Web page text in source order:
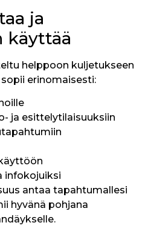
ja
käyttää
helppoon kuljetukseen
erinomaisesti:
ja esittelytilaisuuksiin
infokojuiksi
antaa tapahtumallesi
hyvänä pohjana